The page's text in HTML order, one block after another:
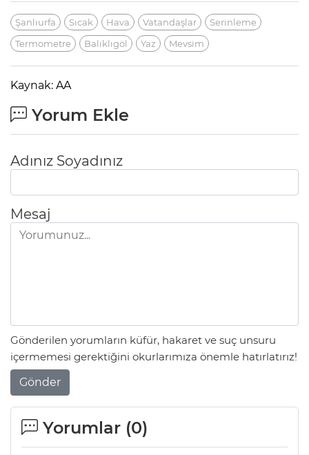
Şanlıurfa Sıcak Hava Vatandaşlar
Serinleme
Termometre
Balıklıgöl Yaz Mevsim
Kaynak: AA
Yorum Ekle
Adınız Soyadınız
Mesaj
Gönderilen yorumların küfür, hakaret ve suç unsuru
içermemesi gerektiğini okurlarımıza önemle hatırlatırız!
Gönder
Yorumlar (0)